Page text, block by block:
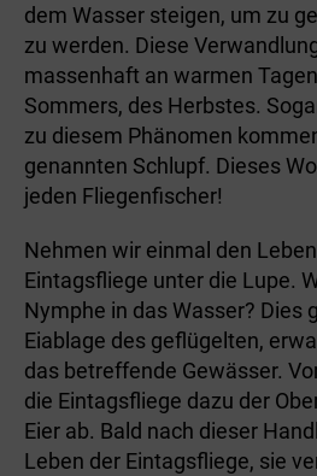
dem Wasser steigen, um zu
zu werden. Diese
massenhaft an warmen
Sommers, des Herbstes.
zu diesem Phänomen
genannten Schlupf. Dieses
jeden Fliegenfischer!
Nehmen wir einmal den
Eintagsfliege unter die Lupe.
Nymphe in das Wasser? Dies
Eiablage des geflügelten,
das betreffende Gewässer.
die Eintagsfliege dazu der
Eier ab. Bald nach dieser
Leben der Eintagsfliege, sie